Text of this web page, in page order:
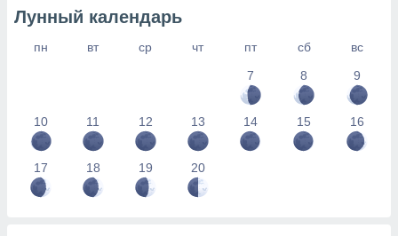
Лунный календарь
пн вт ср чт пт сб
вс
7
8 9
10 11 12 13 14 15 16
17 18 19 20